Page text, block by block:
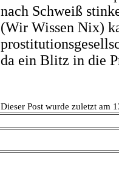
nach Schweiß
(Wir Wissen Nix)
da ein Blitz in die
Dieser Post wurde zuletzt am